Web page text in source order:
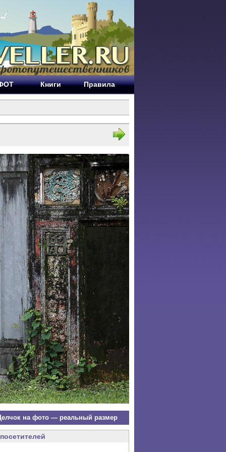
Книги Правила
на фото — реальный размер